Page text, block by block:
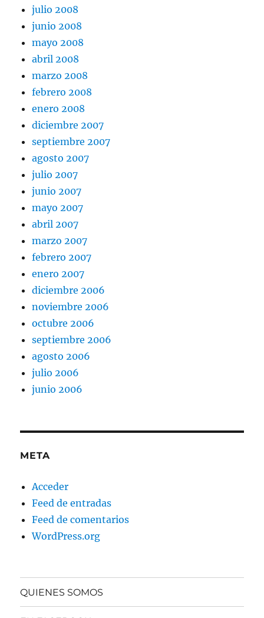
julio 2008
junio 2008
mayo 2008
abril 2008
marzo 2008
febrero 2008
enero 2008
diciembre 2007
septiembre 2007
agosto 2007
julio 2007
junio 2007
mayo 2007
abril 2007
marzo 2007
febrero 2007
enero 2007
diciembre 2006
noviembre 2006
octubre 2006
septiembre 2006
agosto 2006
julio 2006
junio 2006
META
Acceder
Feed de entradas
Feed de comentarios
WordPress.org
QUIENES SOMOS